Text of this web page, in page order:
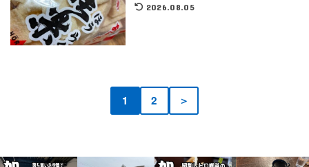
2026.08.05
1 2 ＞